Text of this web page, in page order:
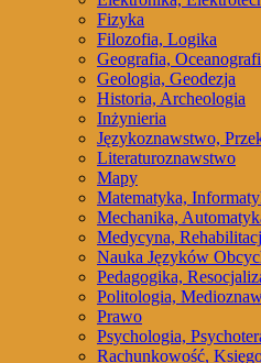
Fizyka
Filozofia, Logika
Geografia,
Geologia, Geodezja
Historia, Archeologia
Inżynieria
Językoznawstwo,
Literaturoznawstwo
Mapy
Matematyka,
Mechanika,
Medycyna,
Nauka Języków
Pedagogika,
Politologia,
Prawo
Psychologia,
Rachunkowość,